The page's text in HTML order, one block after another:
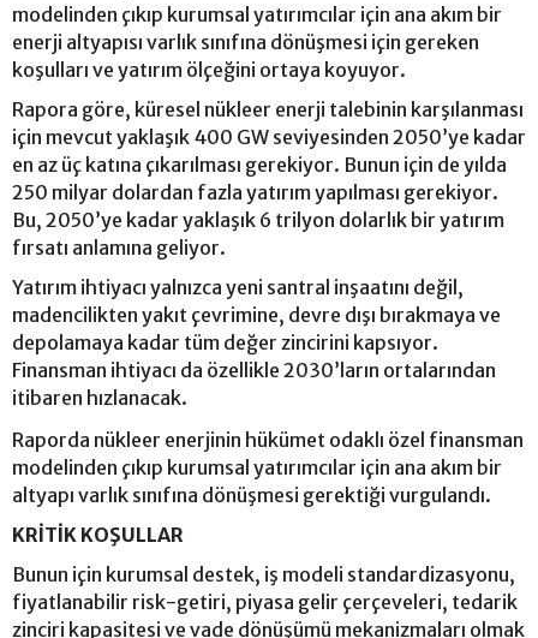
modelinden çıkıp kurumsal yatırımcılar için ana akım bir
enerji altyapısı varlık sınıfına dönüşmesi için gereken
koşulları ve yatırım ölçeğini ortaya koyuyor.
Rapora göre, küresel nükleer enerji talebinin karşılanması
için mevcut yaklaşık 400 GW seviyesinden 2050’ye kadar
en az üç katına çıkarılması gerekiyor. Bunun için de yılda
250 milyar dolardan fazla yatırım yapılması gerekiyor.
Bu, 2050’ye kadar yaklaşık 6 trilyon dolarlık bir yatırım
fırsatı anlamına geliyor.
Yatırım ihtiyacı yalnızca yeni santral inşaatını değil,
madencilikten yakıt çevrimine, devre dışı bırakmaya ve
depolamaya kadar tüm değer zincirini kapsıyor.
Finansman ihtiyacı da özellikle 2030’ların ortalarından
itibaren hızlanacak.
Raporda nükleer enerjinin hükümet odaklı özel finansman
modelinden çıkıp kurumsal yatırımcılar için ana akım bir
altyapı varlık sınıfına dönüşmesi gerektiği vurgulandı.
KRİTİK KOŞULLAR
Bunun için kurumsal destek, iş modeli standardizasyonu,
fiyatlanabilir risk-getiri, piyasa gelir çerçeveleri, tedarik
zinciri kapasitesi ve vade dönüşümü mekanizmaları olmak